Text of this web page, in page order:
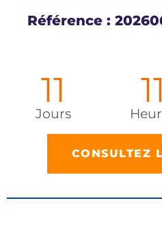
Référence :
11
Jours
11
CONSULTEZ